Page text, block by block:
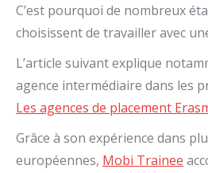
C’est pourquoi de nombreux
choisissent de travailler avec
L’article suivant explique
agence intermédiaire dans les
Les agences de placement
Grâce à son expérience dans
européennes, Mobi Trainee